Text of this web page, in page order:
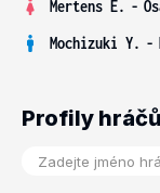
Mertens E. -
Mochizuki Y. -
Profily hráčů